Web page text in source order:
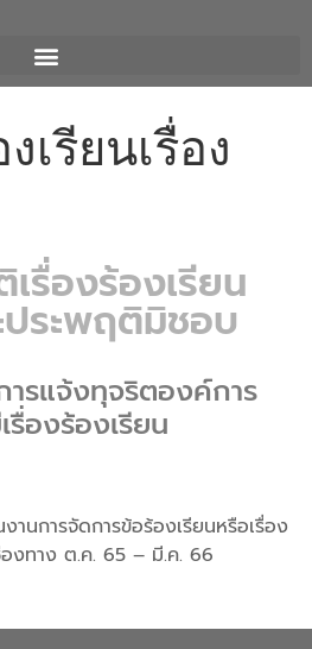
เรียนเรื่อง
รื่องร้องเรียน
ระพฤติมิชอบ
รแจ้งทุจริตองค์การ
รื่องร้องเรียน
านการจัดการข้อร้องเรียนหรือเรื่อง
งทาง ต.ค. 65 – มี.ค. 66